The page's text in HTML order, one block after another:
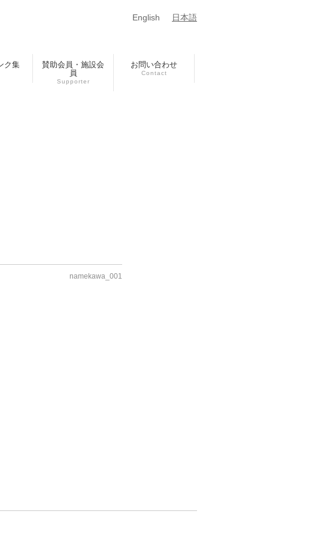
English 日本語
ク集
賛助会員・施設会
員
Supporter
お問い合わせ
Contact
namekawa_001